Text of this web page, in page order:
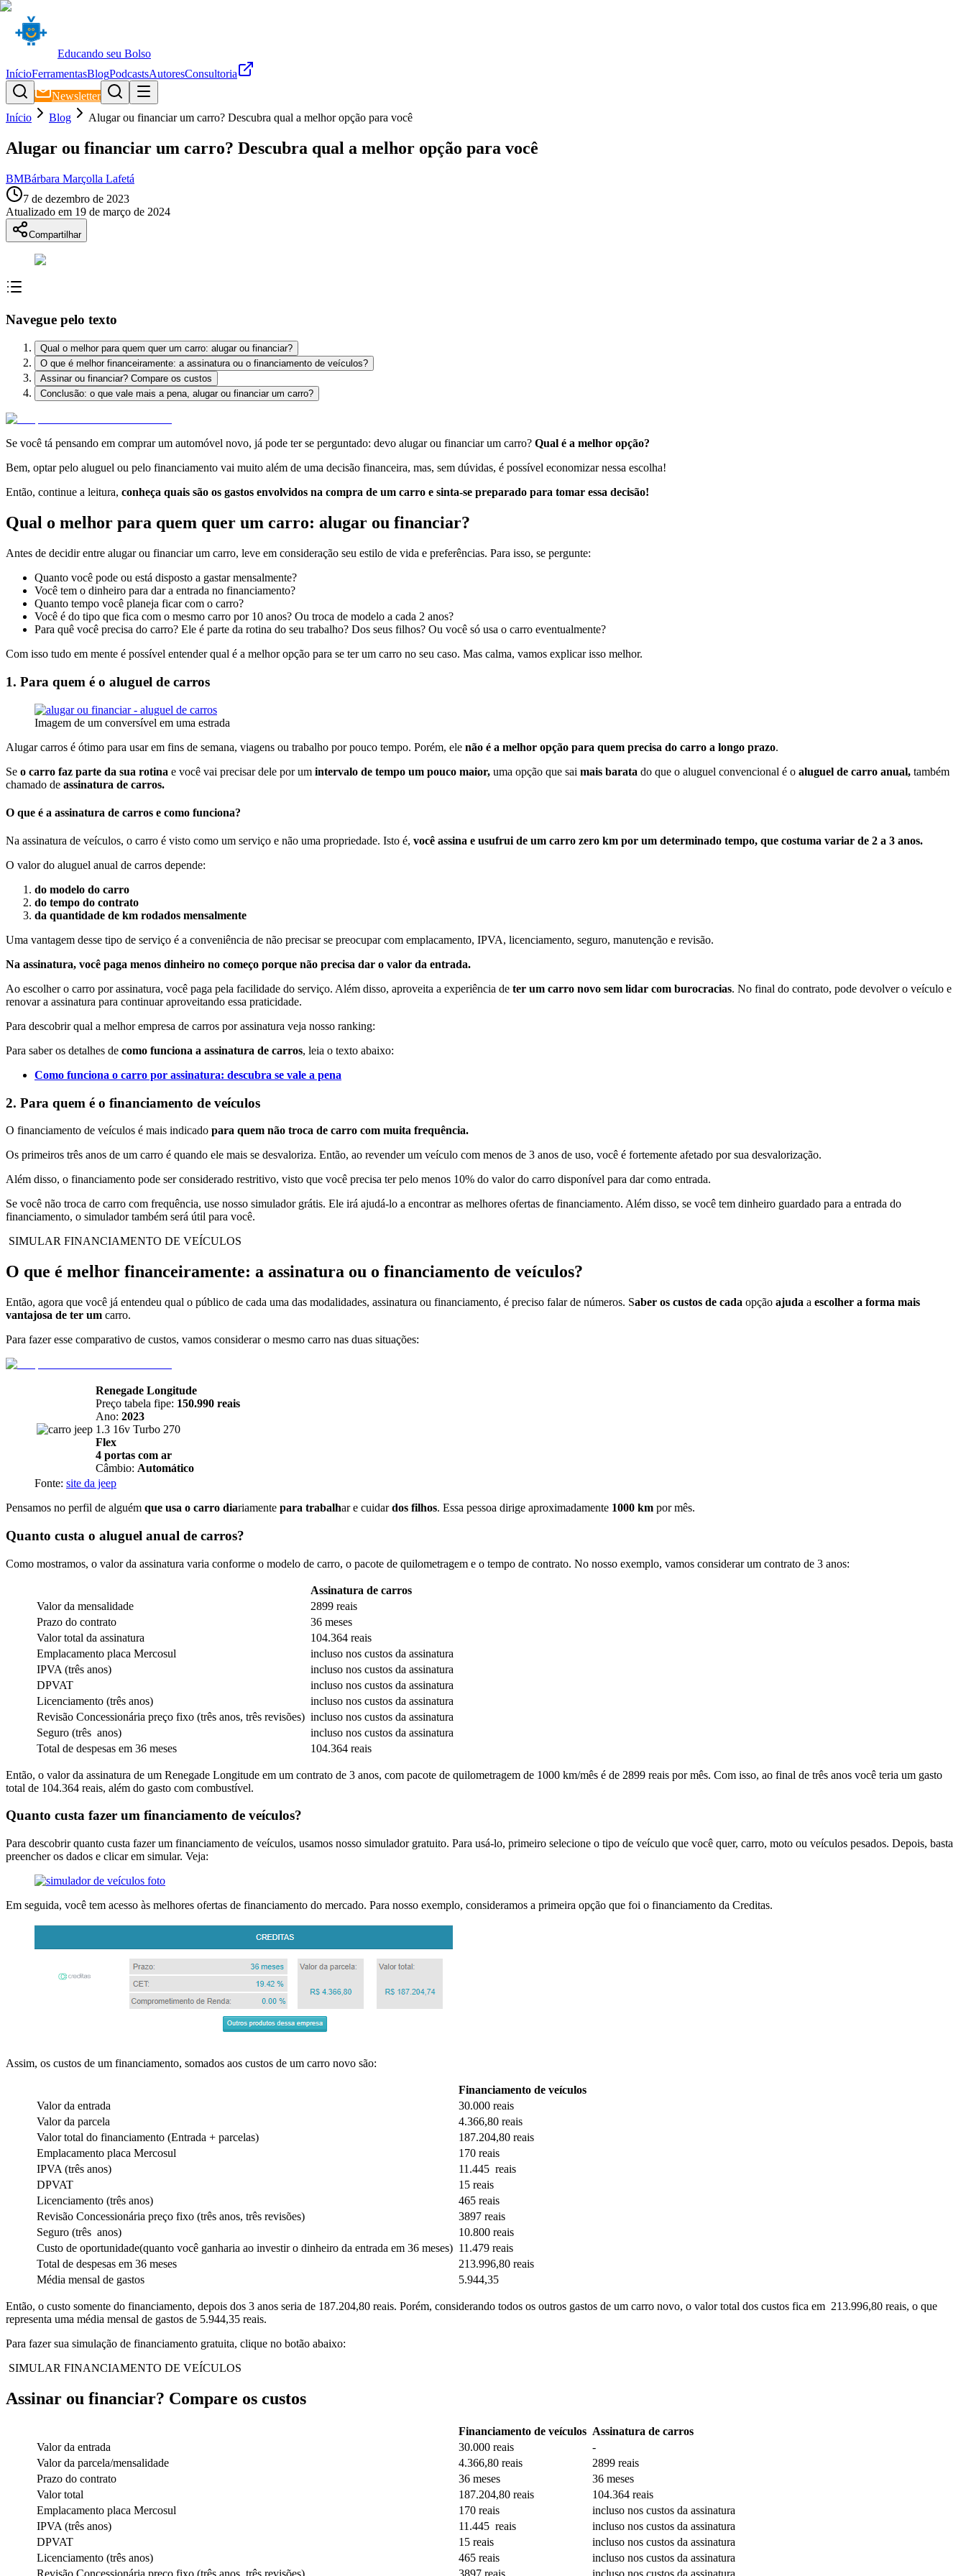
Educando seu Bolso
InícioFerramentasBlogPodcastsAutoresConsultoria
Newsletter
Início
Blog Alugar ou financiar um carro? Descubra qual a melhor opção para você
Alugar ou financiar um carro? Descubra qual a melhor opção para você
BMBárbara Marçolla Lafetá
7 de dezembro de 2023
Atualizado em 19 de março de 2024
Compartilhar
Navegue pelo texto
Qual o melhor para quem quer um carro: alugar ou financiar?
O que é melhor financeiramente: a assinatura ou o financiamento de veículos?
Assinar ou financiar? Compare os custos
Conclusão: o que vale mais a pena, alugar ou financiar um carro?
Se você tá pensando em comprar um automóvel novo, já pode ter se perguntado: devo alugar ou financiar um carro? Qual é a melhor opção?
Bem, optar pelo aluguel ou pelo financiamento vai muito além de uma decisão financeira, mas, sem dúvidas, é possível economizar nessa escolha!
Então, continue a leitura, conheça quais são os gastos envolvidos na compra de um carro e sinta-se preparado para tomar essa decisão!
Qual o melhor para quem quer um carro: alugar ou financiar?
Antes de decidir entre alugar ou financiar um carro, leve em consideração seu estilo de vida e preferências. Para isso, se pergunte:
Quanto você pode ou está disposto a gastar mensalmente?
Você tem o dinheiro para dar a entrada no financiamento?
Quanto tempo você planeja ficar com o carro?
Você é do tipo que fica com o mesmo carro por 10 anos? Ou troca de modelo a cada 2 anos?
Para quê você precisa do carro? Ele é parte da rotina do seu trabalho? Dos seus filhos? Ou você só usa o carro eventualmente?
Com isso tudo em mente é possível entender qual é a melhor opção para se ter um carro no seu caso. Mas calma, vamos explicar isso melhor.
1. Para quem é o aluguel de carros
Imagem de um conversível em uma estrada
Alugar carros é ótimo para usar em fins de semana, viagens ou trabalho por pouco tempo. Porém, ele não é a melhor opção para quem precisa do carro a longo prazo.
Se o carro faz parte da sua rotina e você vai precisar dele por um intervalo de tempo um pouco maior, uma opção que sai mais barata do que o aluguel convencional é o aluguel de carro anual, também
chamado de assinatura de carros.
O que é a assinatura de carros e como funciona?
Na assinatura de veículos, o carro é visto como um serviço e não uma propriedade. Isto é, você assina e usufrui de um carro zero km por um determinado tempo, que costuma variar de 2 a 3 anos.
O valor do aluguel anual de carros depende:
do modelo do carro
do tempo do contrato
da quantidade de km rodados mensalmente
Uma vantagem desse tipo de serviço é a conveniência de não precisar se preocupar com emplacamento, IPVA, licenciamento, seguro, manutenção e revisão.
Na assinatura, você paga menos dinheiro no começo porque não precisa dar o valor da entrada.
Ao escolher o carro por assinatura, você paga pela facilidade do serviço. Além disso, aproveita a experiência de ter um carro novo sem lidar com burocracias. No final do contrato, pode devolver o veículo e
renovar a assinatura para continuar aproveitando essa praticidade.
Para descobrir qual a melhor empresa de carros por assinatura veja nosso ranking:
Para saber os detalhes de como funciona a assinatura de carros, leia o texto abaixo:
Como funciona o carro por assinatura: descubra se vale a pena
2. Para quem é o financiamento de veículos
O financiamento de veículos é mais indicado para quem não troca de carro com muita frequência.
Os primeiros três anos de um carro é quando ele mais se desvaloriza. Então, ao revender um veículo com menos de 3 anos de uso, você é fortemente afetado por sua desvalorização.
Além disso, o financiamento pode ser considerado restritivo, visto que você precisa ter pelo menos 10% do valor do carro disponível para dar como entrada.
Se você não troca de carro com frequência, use nosso simulador grátis. Ele irá ajudá-lo a encontrar as melhores ofertas de financiamento. Além disso, se você tem dinheiro guardado para a entrada do
financiamento, o simulador também será útil para você.
SIMULAR FINANCIAMENTO DE VEÍCULOS
O que é melhor financeiramente: a assinatura ou o financiamento de veículos?
Então, agora que você já entendeu qual o público de cada uma das modalidades, assinatura ou financiamento, é preciso falar de números. Saber os custos de cada opção ajuda a escolher a forma mais
vantajosa de ter um carro.
Para fazer esse comparativo de custos, vamos considerar o mesmo carro nas duas situações:
Renegade Longitude
Preço tabela fipe: 150.990 reais
Ano: 2023
1.3 16v Turbo 270
Flex
4 portas com ar
Câmbio: Automático
Fonte: site da jeep
Pensamos no perfil de alguém que usa o carro diariamente para trabalhar e cuidardos filhos. Essa pessoa dirige aproximadamente 1000 km por mês.
Quanto custa o aluguel anual de carros?
Como mostramos, o valor da assinatura varia conforme o modelo de carro, o pacote de quilometragem e o tempo de contrato. No nosso exemplo, vamos considerar um contrato de 3 anos:
Assinatura de carros
Valor da mensalidade
2899 reais
Prazo do contrato
36 meses
Valor total da assinatura
104.364 reais
Emplacamento placa Mercosul
incluso nos custos da assinatura
IPVA (três anos)
incluso nos custos da assinatura
DPVAT
incluso nos custos da assinatura
Licenciamento (três anos)
incluso nos custos da assinatura
Revisão Concessionária preço fixo (três anos, três revisões) incluso nos custos da assinatura
Seguro (três anos)
incluso nos custos da assinatura
Total de despesas em 36 meses
104.364 reais
Então, o valor da assinatura de um Renegade Longitude em um contrato de 3 anos, com pacote de quilometragem de 1000 km/mês é de 2899 reais por mês. Com isso, ao final de três anos você teria um gasto
total de 104.364 reais, além do gasto com combustível.
Quanto custa fazer um financiamento de veículos?
Para descobrir quanto custa fazer um financiamento de veículos, usamos nosso simulador gratuito. Para usá-lo, primeiro selecione o tipo de veículo que você quer, carro, moto ou veículos pesados. Depois, basta
preencher os dados e clicar em simular. Veja:
Em seguida, você tem acesso às melhores ofertas de financiamento do mercado. Para nosso exemplo, consideramos a primeira opção que foi o financiamento da Creditas.
Assim, os custos de um financiamento, somados aos custos de um carro novo são:
Financiamento de veículos
Valor da entrada
30.000 reais
Valor da parcela
4.366,80 reais
Valor total do financiamento (Entrada + parcelas)
187.204,80 reais
Emplacamento placa Mercosul
170 reais
IPVA (três anos)
11.445 reais
DPVAT
15 reais
Licenciamento (três anos)
465 reais
Revisão Concessionária preço fixo (três anos, três revisões)
3897 reais
Seguro (três anos)
10.800 reais
Custo de oportunidade(quanto você ganharia ao investir o dinheiro da entrada em 36 meses) 11.479 reais
Total de despesas em 36 meses
213.996,80 reais
Média mensal de gastos
5.944,35
Então, o custo somente do financiamento, depois dos 3 anos seria de 187.204,80 reais. Porém, considerando todos os outros gastos de um carro novo, o valor total dos custos fica em 213.996,80 reais, o que
representa uma média mensal de gastos de 5.944,35 reais.
Para fazer sua simulação de financiamento gratuita, clique no botão abaixo:
SIMULAR FINANCIAMENTO DE VEÍCULOS
Assinar ou financiar? Compare os custos
Financiamento de veículos Assinatura de carros
Valor da entrada
30.000 reais
-
Valor da parcela/mensalidade
4.366,80 reais
2899 reais
Prazo do contrato
36 meses
36 meses
Valor total
187.204,80 reais
104.364 reais
Emplacamento placa Mercosul
170 reais
incluso nos custos da assinatura
IPVA (três anos)
11.445 reais
incluso nos custos da assinatura
DPVAT
15 reais
incluso nos custos da assinatura
Licenciamento (três anos)
465 reais
incluso nos custos da assinatura
Revisão Concessionária preço fixo (três anos, três revisões)
3897 reais incluso nos custos da assinatura